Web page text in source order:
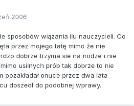
2006
sposobów wiązania ilu nauczycieli. Co
przez mojego tatę mimo że nie
dobrze trzyma sie na nodze i nie
usilnych prób tak dobrze to nie
pozakładał onuce przez dwa lata
doszedł do podobnej wprawy.